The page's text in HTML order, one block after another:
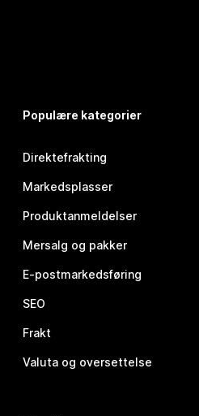
Populære kategorier
Direktefrakting
Markedsplasser
Produktanmeldelser
Mersalg og pakker
E-postmarkedsføring
SEO
Frakt
Valuta og oversettelse